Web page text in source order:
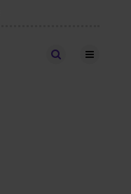
Stellen finden